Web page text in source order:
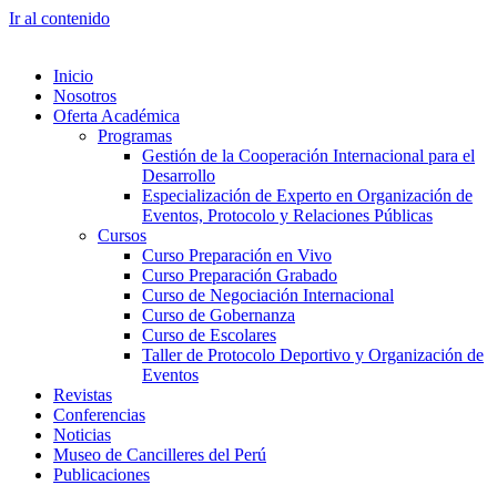
Ir al contenido
Inicio
Nosotros
Oferta Académica
Programas
Gestión de la Cooperación Internacional para el
Desarrollo
Especialización de Experto en Organización de
Eventos, Protocolo y Relaciones Públicas
Cursos
Curso Preparación en Vivo
Curso Preparación Grabado
Curso de Negociación Internacional
Curso de Gobernanza
Curso de Escolares
Taller de Protocolo Deportivo y Organización de
Eventos
Revistas
Conferencias
Noticias
Museo de Cancilleres del Perú
Publicaciones